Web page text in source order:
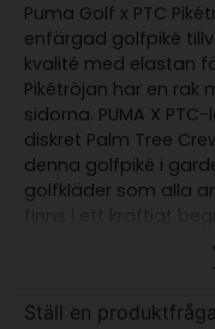
Puma Golf x PTC
enfärgad golfpiké
kvalité med elastan
Pikétröjan har en rak
sidorna. PUMA X
diskret Palm Tree
denna golfpiké i
golfkläder som alla
OBS - VÄLDIGT
Passform: Normal
Ställ en produktfråga